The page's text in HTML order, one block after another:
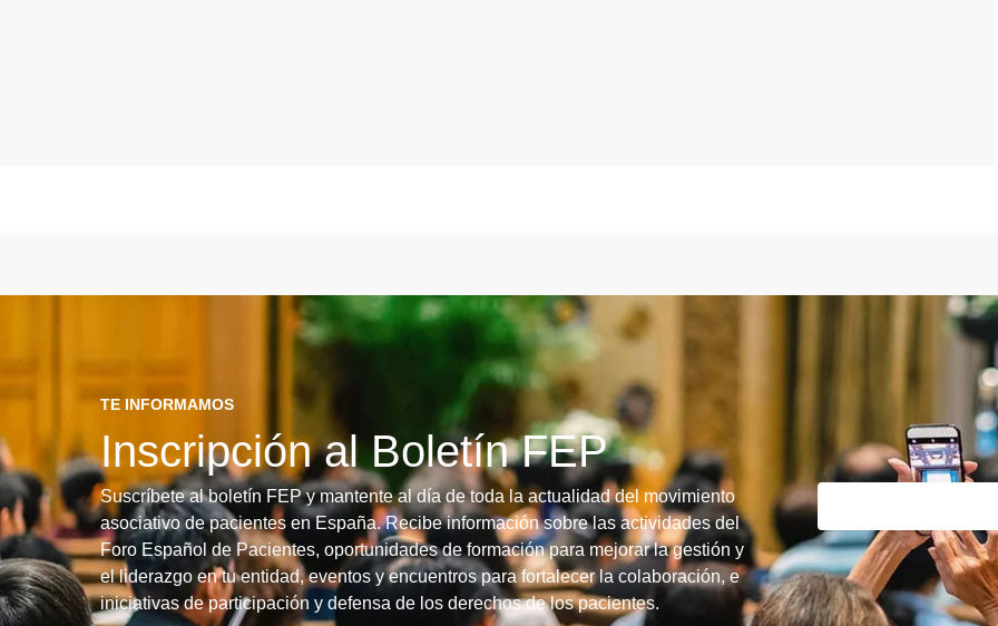
TE INFORMAMOS
Inscripción al Boletín FEP
Suscríbete al boletín FEP y mantente al día de toda la actualidad del movimiento
asociativo de pacientes en España. Recibe información sobre las actividades del
Foro Español de Pacientes, oportunidades de formación para mejorar la gestión y
el liderazgo en tu entidad, eventos y encuentros para fortalecer la colaboración, e
iniciativas de participación y defensa de los derechos de los pacientes.